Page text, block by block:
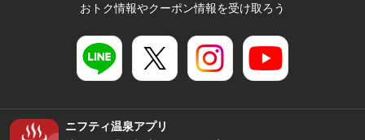
おトク情報やクーポン情報を受け取ろう
ニフティ温泉アプリ